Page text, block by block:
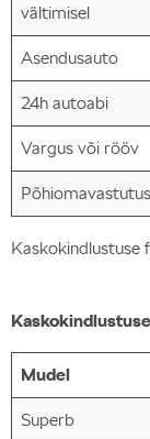
vältimisel
Asendusauto
24h autoabi
Vargus või rööv
Põhiomavastutus
Kaskokindlustuse
Mudel
Superb